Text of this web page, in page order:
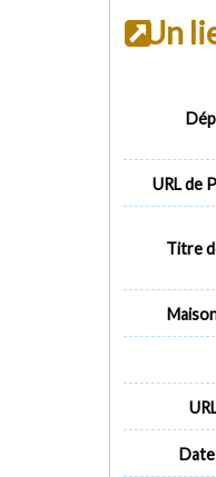
Un
URL de
Titre